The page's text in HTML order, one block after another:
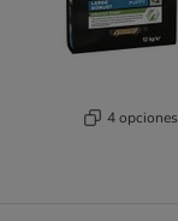
4 opciones